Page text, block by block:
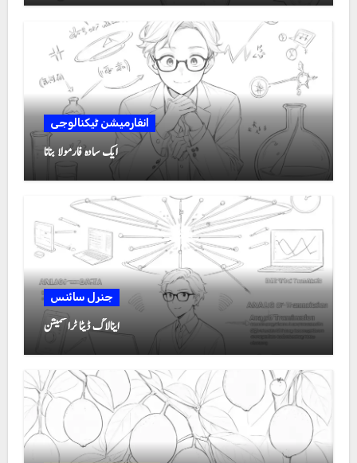
انفارمیشن ٹیکنالوجی
ایک سادہ فارمولا بنانا
جنرل سائنس
اینالاگ ڈیٹا ٹرانسمیشن